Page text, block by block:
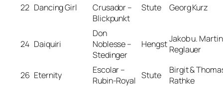
22 Dancing Girl
Crusador –
Blickpunkt
Stute Georg Kurz
24 Daiquiri
Don
Noblesse –
Stedinger
Hengst Jakob u.
Reglauer
26 Eternity
Escolar –
Rubin-Royal Stute
Birgit &
Rathke